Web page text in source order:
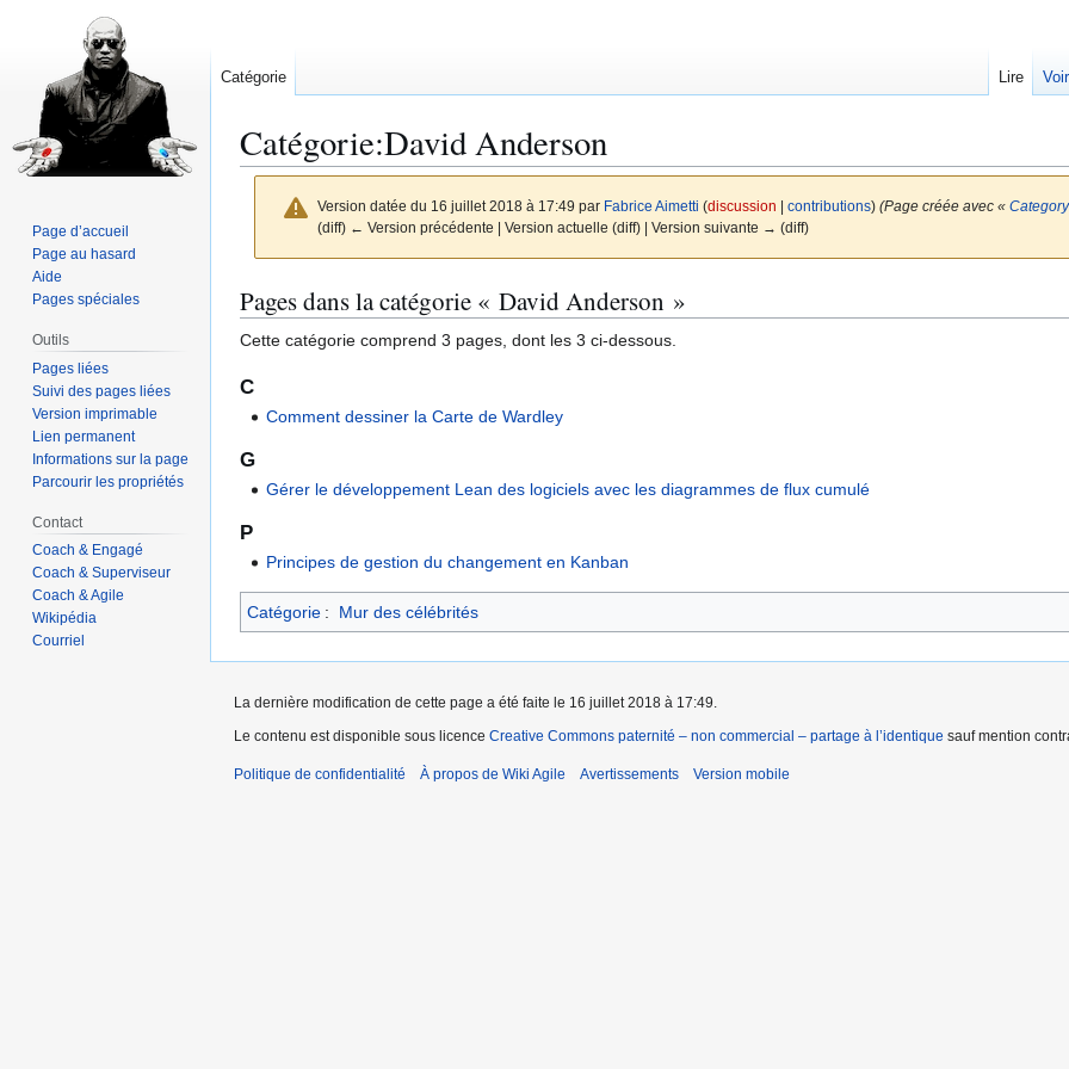
Catégorie:David Anderson
Version datée du 16 juillet 2018 à 17:49 par Fabrice Aimetti (discussion contributions) (Page créée avec «
(diff) ← Version précédente | Version actuelle (diff) | Version suivante → (diff)
Aller
à
la
Aller
à
la
Pages dans la catégorie « David Anderson »
Cette catégorie comprend 3 pages, dont les 3 ci-dessous.
C
Comment dessiner la Carte de Wardley
G
Gérer le développement Lean des logiciels avec les diagrammes de flux cumulé
P
Principes de gestion du changement en Kanban
Catégorie : Mur des célébrités
Catégorie Lire
Page d’accueil
Page au hasard
Aide
Pages spéciales
Outils
Pages liées
Suivi des pages liées
Version imprimable
Lien permanent
Informations sur la page
Parcourir les propriétés
Contact
Coach & Engagé
Coach & Superviseur
Coach & Agile
Wikipédia
Courriel
La dernière modification de cette page a été faite le 16 juillet 2018 à 17:49.
Le contenu est disponible sous licence Creative Commons paternité – non commercial – partage à l’identique sauf mention
Politique de confidentialité À propos de Wiki Agile Avertissements Version mobile